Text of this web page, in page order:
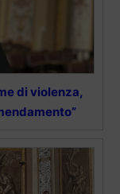
di violenza,